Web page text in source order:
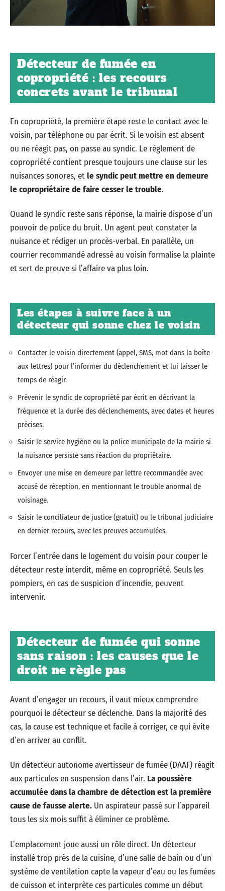
Détecteur de fumée en
copropriété : les recours
concrets avant le tribunal
En copropriété, la première étape reste le contact avec le
voisin, par téléphone ou par écrit. Si le voisin est absent
ou ne réagit pas, on passe au syndic. Le règlement de
copropriété contient presque toujours une clause sur les
nuisances sonores, etle syndic peut mettre en demeure
le copropriétaire de faire cesser le trouble.
Quand le syndic reste sans réponse, la mairie dispose d’un
pouvoir de police du bruit. Un agent peut constater la
nuisance et rédiger un procès-verbal. En parallèle, un
courrier recommandé adressé au voisin formalise la plainte
et sert de preuve si l’affaire va plus loin.
Les étapes à suivre face à un
détecteur qui sonne chez le voisin
Contacter le voisin directement (appel, SMS, mot dans la boîte
aux lettres) pour l’informer du déclenchement et lui laisser le
temps de réagir.
Prévenir le syndic de copropriété par écrit en décrivant la
fréquence et la durée des déclenchements, avec dates et heures
précises.
Saisir le service hygiène ou la police municipale de la mairie si
la nuisance persiste sans réaction du propriétaire.
Envoyer une mise en demeure par lettre recommandée avec
accusé de réception, en mentionnant le trouble anormal de
voisinage.
Saisir le conciliateur de justice (gratuit) ou le tribunal judiciaire
en dernier recours, avec les preuves accumulées.
Forcer l’entrée dans le logement du voisin pour couper le
détecteur reste interdit, même en copropriété. Seuls les
pompiers, en cas de suspicion d’incendie, peuvent
intervenir.
Détecteur de fumée qui sonne
sans raison : les causes que le
droit ne règle pas
Avant d’engager un recours, il vaut mieux comprendre
pourquoi le détecteur se déclenche. Dans la majorité des
cas, la cause est technique et facile à corriger, ce qui évite
d’en arriver au conflit.
Un détecteur autonome avertisseur de fumée (DAAF) réagit
aux particules en suspension dans l’air. La poussière
accumulée dans la chambre de détection est la première
cause de fausse alerte. Un aspirateur passé sur l’appareil
tous les six mois suffit à éliminer ce problème.
L’emplacement joue aussi un rôle direct. Un détecteur
installé trop près de la cuisine, d’une salle de bain ou d’un
système de ventilation capte la vapeur d’eau ou les fumées
de cuisson et interprète ces particules comme un début